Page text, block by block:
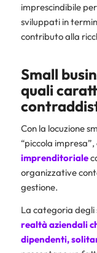
imprescindibile
sviluppati in
contributo alla
Small
quali
Con la locuzione
“piccola
imprenditoriale
organizzative
gestione.
La categoria degli
realtà aziendali
dipendenti,